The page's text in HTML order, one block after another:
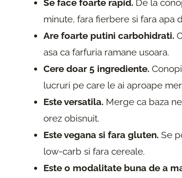
Se face foarte rapid. De la
minute, fara fierbere si fara apa
Are foarte putini carbohidrati.
asa ca farfuria ramane usoara.
Cere doar 5 ingrediente.
lucruri pe care le ai aproape
Este versatila. Merge ca baza
orez obisnuit.
Este vegana si fara gluten. Se
low-carb si fara cereale.
Este o modalitate buna de a